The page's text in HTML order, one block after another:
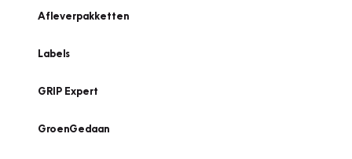
Afleverpakketten
Labels
GRIP Expert
GroenGedaan